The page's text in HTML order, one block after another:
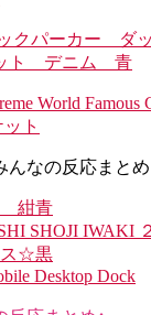
クパーカー ダ
ト デニム 青
World Famous
ト
んなの反応まとめ
紺青
SHOJI IWAKI
ス☆黒
Desktop Dock